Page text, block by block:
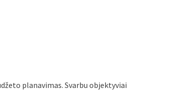
planavimas. Svarbu objektyviai